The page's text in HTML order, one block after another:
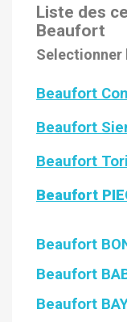
Liste des
Beaufort
Selectionner
Beaufort
Beaufort
Beaufort
Beaufort
Beaufort
Beaufort
Beaufort